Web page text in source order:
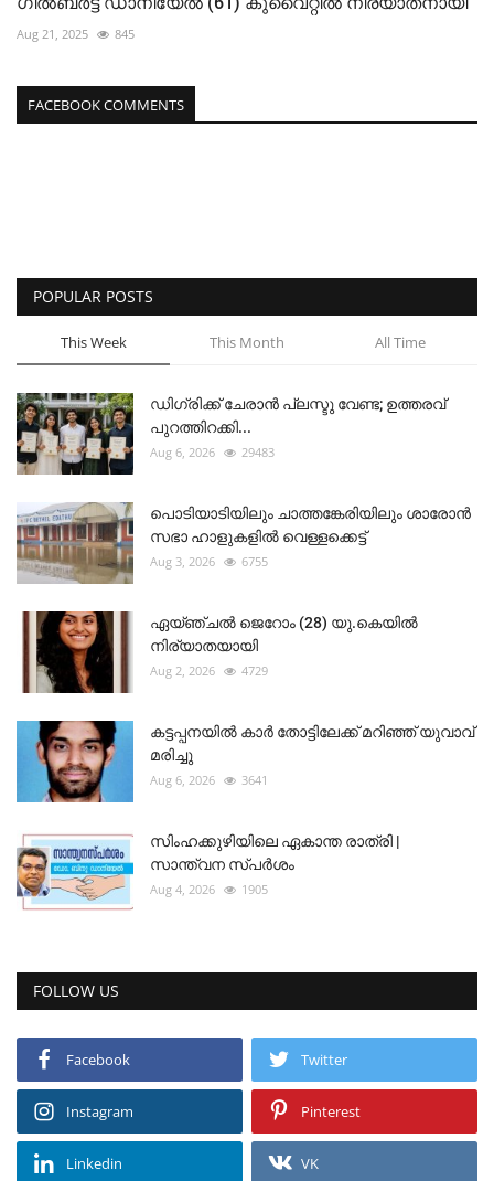
Aug 21, 2025 845
FACEBOOK COMMENTS
POPULAR POSTS
This Week This Month All Time
ഡിഗ്രിക്ക് ചേരാന്‍ പ്ലസ്ടു വേണ്ട; ഉത്തരവ്
പുറത്തിറക്കി...
Aug 6, 2026 29483
പൊടിയാടിയിലും ചാത്തങ്കേരിയിലും ശാരോൻ
സഭാ ഹാളുകളിൽ വെള്ളക്കെട്ട്
Aug 3, 2026 6755
ഏയ്ഞ്ചൽ ജെറോം (28) യു.കെയിൽ
നിര്യാതയായി
Aug 2, 2026 4729
കട്ടപ്പനയിൽ കാർ തോട്ടിലേക്ക് മറിഞ്ഞ് യുവാവ്
മരിച്ചു
Aug 6, 2026 3641
സിംഹക്കുഴിയിലെ ഏകാന്ത രാത്രി |
സാന്ത്വന സ്പർശം
Aug 4, 2026 1905
FOLLOW US
Facebook Twitter
Instagram Pinterest
Linkedin VK